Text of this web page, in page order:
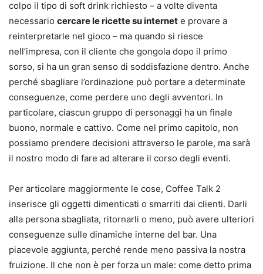
colpo il tipo di soft drink richiesto – a volte diventa
necessario cercare le ricette su internet e provare a
reinterpretarle nel gioco – ma quando si riesce
nell’impresa, con il cliente che gongola dopo il primo
sorso, si ha un gran senso di soddisfazione dentro. Anche
perché sbagliare l’ordinazione può portare a determinate
conseguenze, come perdere uno degli avventori. In
particolare, ciascun gruppo di personaggi ha un finale
buono, normale e cattivo. Come nel primo capitolo, non
possiamo prendere decisioni attraverso le parole, ma sarà
il nostro modo di fare ad alterare il corso degli eventi.
Per articolare maggiormente le cose, Coffee Talk 2
inserisce gli oggetti dimenticati o smarriti dai clienti. Darli
alla persona sbagliata, ritornarli o meno, può avere ulteriori
conseguenze sulle dinamiche interne del bar. Una
piacevole aggiunta, perché rende meno passiva la nostra
fruizione. Il che non è per forza un male: come detto prima